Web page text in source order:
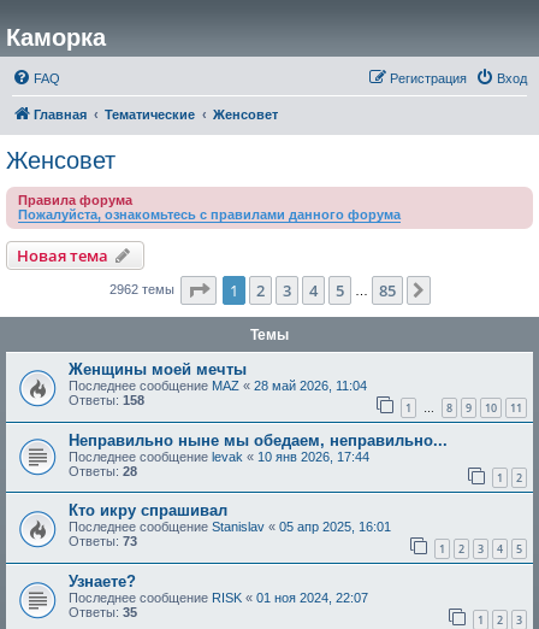
Каморка
FAQ Вход
Регистрация
Главная Тематические Женсовет
Женсовет
Правила форума
Пожалуйста, ознакомьтесь с правилами данного форума
Новая тема
2962 темы Страница из 85
1 2 3 4 5 85
Темы
Женщины моей мечты
Последнее сообщение MAZ « 28 май 2026, 11:04
Ответы: 158 1 … 8 9 10 11
Неправильно ныне мы обедаем, неправильно...
Последнее сообщение levak « 10 янв 2026, 17:44
Ответы: 28 1 2
Кто икру спрашивал
Последнее сообщение Stanislav « 05 апр 2025, 16:01
Ответы: 73 1 2 3 4 5
Узнaете?
Последнее сообщение RISK « 01 ноя 2024, 22:07
Ответы: 35 1 2 3